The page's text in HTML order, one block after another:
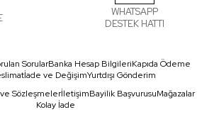
WHATSAPP
DESTEK HATTI
SorularBanka Hesap BilgileriKapıda Ödeme
İade ve DeğişimYurtdışı Gönderim
SözleşmelerİletişimBayilik BaşvurusuMağazalar
Kolay İade